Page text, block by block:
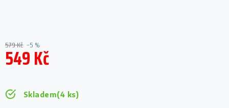
579 Kč –5 %
549 Kč
Skladem(4 ks)